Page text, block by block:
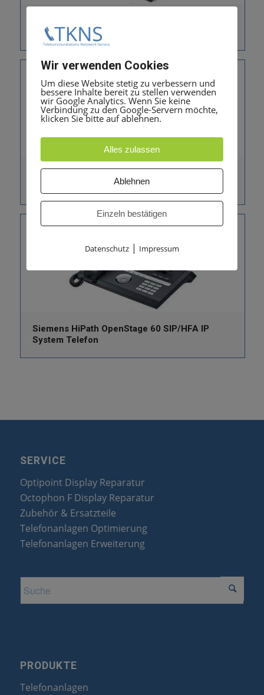
System Telefon
Siemens HiPath OpenStage 80 T digateles
Siemens HiPath OpenStage 60 SIP/HFA IP
System Telefon
SERVICE
Optipoint Display Reparatur
Octophon F Display Reparatur
Zubehör & Ersatzteile
Telefonanlagen Optimierung
Telefonanlagen Erweiterung
PRODUKTE
Telefonanlagen
Wir verwenden Cookies
Um diese Website stetig zu verbessern und
bessere Inhalte bereit zu stellen verwenden
wir Google Analytics. Wenn Sie keine
Verbindung zu den Google-Servern möchte,
klicken Sie bitte auf ablehnen.
Alles zulassen
Ablehnen
Einzeln bestätigen
Datenschutz| Impressum